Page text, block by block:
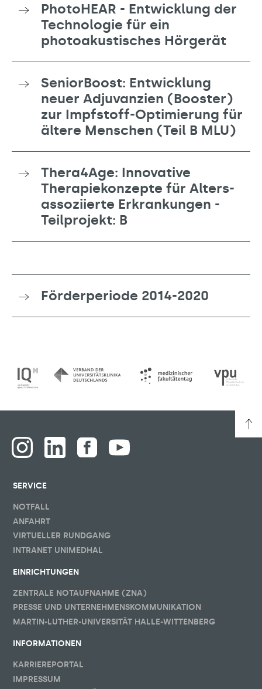
PhotoHEAR - Entwicklung der
Technologie für ein
photoakustisches Hörgerät
SeniorBoost: Entwicklung
neuer Adjuvanzien (Booster)
zur Impfstoff-Optimierung für
ältere Menschen (Teil B MLU)
Thera4Age: Innovative
Therapiekonzepte für Alters-
assoziierte Erkrankungen -
Teilprojekt: B
Förderperiode 2014-2020
SERVICE
NOTFALL
ANFAHRT
VIRTUELLER RUNDGANG
INTRANET UNIMEDHAL
EINRICHTUNGEN
ZENTRALE NOTAUFNAHME (ZNA)
PRESSE UND UNTERNEHMENSKOMMUNIKATION
MARTIN-LUTHER-UNIVERSITÄT HALLE-WITTENBERG
INFORMATIONEN
KARRIEREPORTAL
IMPRESSUM